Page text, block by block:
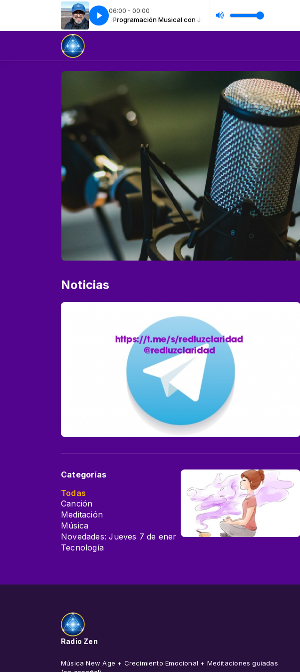
06:00 - 00:00
con Juan Angel MoliterniProgramación Musical con Juan Angel Moliterni
Noticias
Categorías
Todas
Canción
Meditación
Música
Novedades: Jueves 7 de enero
Tecnología
Radio Zen
Música New Age + Crecimiento Emocional + Meditaciones guiadas